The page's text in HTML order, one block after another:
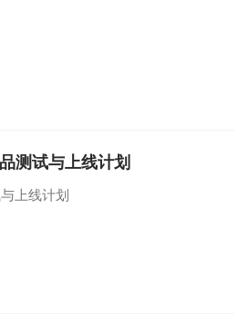
测试与上线计划
上线计划